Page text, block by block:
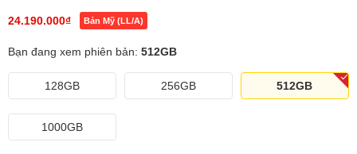
24.190.000₫ Bản Mỹ (LL/A)
Bạn đang xem phiên bản: 512GB
128GB 256GB 512GB
1000GB